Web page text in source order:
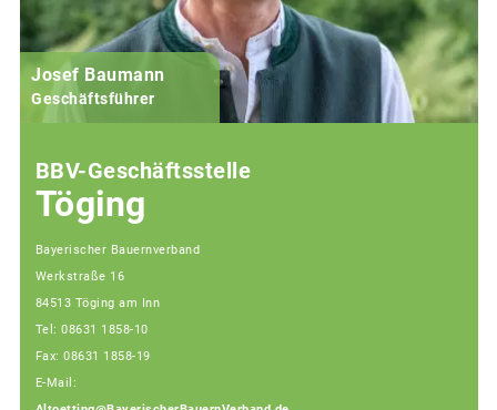
Josef Baumann
Geschäftsführer
BBV-Geschäftsstelle
Töging
Bayerischer Bauernverband
Werkstraße 16
84513 Töging am Inn
Tel: 08631 1858-10
Fax: 08631 1858-19
E-Mail: